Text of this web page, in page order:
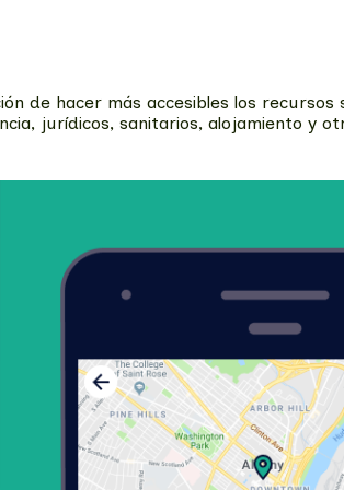
de hacer más accesibles los recursos
jurídicos, sanitarios, alojamiento y